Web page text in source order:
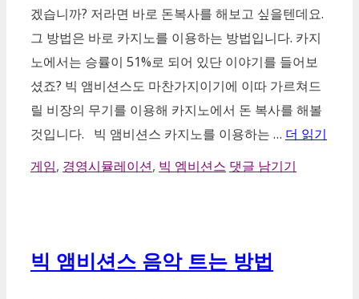
겠습니까? 저라면 바로 돈복사를 해보고 싶을텐데요.
그 방법은 바로 카지노를 이용하는 방법입니다. 카지
노에서는 승률이 51%로 되어 있단 이야기를 들어보
셨죠? 빅 앰비션스도 마찬가지이기에 이따 가르쳐드
릴 비장의 무기를 이용해 카지노에서 돈 복사를 해볼
것입니다. 빅 앰비션스 카지노를 이용하는 … 더 읽기
카
게임, 경영시뮬레이션, 빅 엠비션스 댓글 남기기
빅 앰비션스 음악 트는 방법